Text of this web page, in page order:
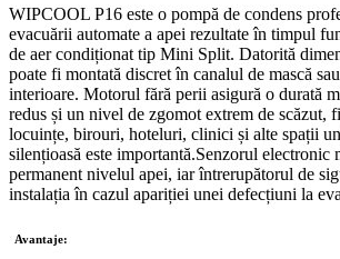
condiționat
Mini
Split
până
la
30.000
BTU/h
quantity
WIPCOOL P16 este o pompă de condens
evacuării automate a apei rezultate în timpul
de aer condiționat tip Mini Split. Datorită
poate fi montată discret în canalul de mască
interioare. Motorul fără perii asigură o durată
redus și un nivel de zgomot extrem de scăzut,
locuințe, birouri, hoteluri, clinici și alte spații
silențioasă este importantă.Senzorul electronic
permanent nivelul apei, iar întrerupătorul de
instalația în cazul apariției unei defecțiuni la
Avantaje: